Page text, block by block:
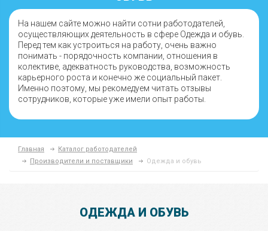
На нашем сайте можно найти сотни работодателей,
осуществляющих деятельность в сфере Одежда и обувь.
Перед тем как устроиться на работу, очень важно
понимать - порядочность компании, отношения в
колективе, адекватность руководства, возможность
карьерного роста и конечно же социальный пакет.
Именно поэтому, мы рекомедуем читать отзывы
сотрудников, которые уже имели опыт работы.
Главная
Каталог работодателей
Производители и поставщики
Одежда и обувь
ОДЕЖДА И ОБУВЬ